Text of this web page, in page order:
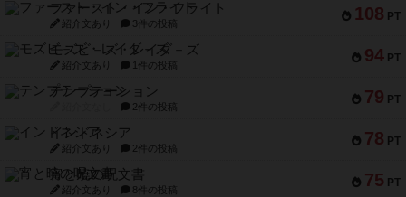
108 PT
ファースト・イン・フライト
紹介文あり 3件の投稿
94 PT
モズビ－ズ・レイダ－ズ
紹介文あり 1件の投稿
79 PT
テンプテーション
2件の投稿
78 PT
インドネシア
紹介文あり 2件の投稿
75 PT
宵と暁の呪文書
紹介文あり 8件の投稿